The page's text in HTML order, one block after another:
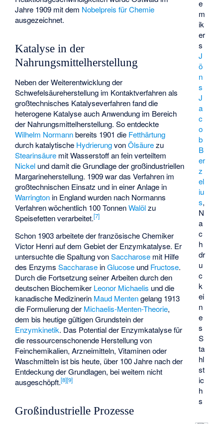
e
m
ik
er
s
J
ö
n
s
J
a
c
o
b
B
er
z
el
iu
s,
N
a
c
h
dr
u
c
k
ei
n
e
s
S
ta
hl
st
ic
h
s
Jahre 1909 mit dem Nobelpreis für Chemie
ausgezeichnet.
Katalyse in der
Nahrungsmittelherstellung
Neben der Weiterentwicklung der
Schwefelsäureherstellung im Kontaktverfahren als
großtechnisches Katalyseverfahren fand die
heterogene Katalyse auch Anwendung im Bereich
der Nahrungsmittelherstellung. So entdeckte
Wilhelm Normannbereits 1901 die Fetthärtung
durch katalytische HydrierungvonÖlsäurezu
Stearinsäure mit Wasserstoff an fein verteiltem
Nickel und damit die Grundlage der großindustriellen
Margarineherstellung. 1909 war das Verfahren im
großtechnischen Einsatz und in einer Anlage in
Warrington in England wurden nach Normanns
Verfahren wöchentlich 100 TonnenWalölzu
Speisefetten verarbeitet.[7]
Schon 1903 arbeitete der französische Chemiker
Victor Henri auf dem Gebiet der Enzymkatalyse. Er
untersuchte die Spaltung vonSaccharose mit Hilfe
des EnzymsSaccharase inGlucose und Fructose.
Durch die Fortsetzung seiner Arbeiten durch den
deutschen Biochemiker Leonor Michaelis und die
kanadische Medizinerin Maud Mentengelang 1913
die Formulierung der Michaelis-Menten-Theorie,
dem bis heutige gültigen Grundstein der
Enzymkinetik. Das Potential der Enzymkatalyse für
die ressourcenschonende Herstellung von
Feinchemikalien, Arzneimitteln, Vitaminen oder
Waschmitteln ist bis heute, über 100 Jahre nach der
Entdeckung der Grundlagen, bei weitem nicht
ausgeschöpft.[8][9]
Großindustrielle Prozesse